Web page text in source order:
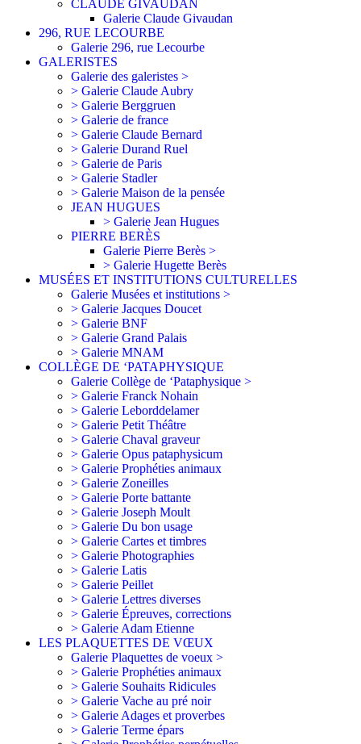
CLAUDE GIVAUDAN
Galerie Claude Givaudan
296, RUE LECOURBE
Galerie 296, rue Lecourbe
GALERISTES
Galerie des galeristes >
> Galerie Claude Aubry
> Galerie Berggruen
> Galerie de france
> Galerie Claude Bernard
> Galerie Durand Ruel
> Galerie de Paris
> Galerie Stadler
> Galerie Maison de la pensée
JEAN HUGUES
> Galerie Jean Hugues
PIERRE BERÈS
Galerie Pierre Berès >
> Galerie Hugette Berès
MUSÉES ET INSTITUTIONS CULTURELLES
Galerie Musées et institutions >
> Galerie Jacques Doucet
> Galerie BNF
> Galerie Grand Palais
> Galerie MNAM
COLLÈGE DE ‘PATAPHYSIQUE
Galerie Collège de ‘Pataphysique >
> Galerie Franck Nohain
> Galerie Leborddelamer
> Galerie Petit Théâtre
> Galerie Chaval graveur
> Galerie Opus pataphysicum
> Galerie Prophéties animaux
> Galerie Zoneilles
> Galerie Porte battante
> Galerie Joseph Moult
> Galerie Du bon usage
> Galerie Cartes et timbres
> Galerie Photographies
> Galerie Latis
> Galerie Peillet
> Galerie Lettres diverses
> Galerie Épreuves, corrections
> Galerie Adam Etienne
LES PLAQUETTES DE VŒUX
Galerie Plaquettes de voeux >
> Galerie Prophéties animaux
> Galerie Souhaits Ridicules
> Galerie Vache au pré noir
> Galerie Adages et proverbes
> Galerie Terme épars